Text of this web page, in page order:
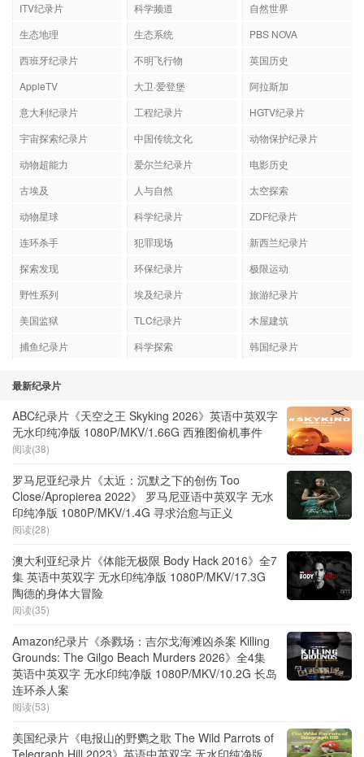
ITV纪录片
科学频道
自然世界
生态地理
生态系统
PBS NOVA
西班牙纪录片
不明飞行物
英国历史
AppleTV
大卫·爱登堡
阿拉斯加
意大利纪录片
工程纪录片
HGTV纪录片
宇宙探索纪录片
中国传统文化
动物保护纪录片
动物超能力
爱尔兰纪录片
电影历史
古埃及
人与自然
太空探索
动物星球
科学纪录片
ZDF纪录片
连环杀手
犯罪现场
新西兰纪录片
探索发现
环保纪录片
极限运动
野性系列
埃及纪录片
旅游纪录片
美国监狱
TLC纪录片
木屋建筑
捕鱼纪录片
科学探索 韩国纪录片
最新纪录片
ABC纪录片《天空之王 Skyking 2026》英语中英双字
无水印纯净版 1080P/MKV/1.66G 西雅图偷机事件
阅读(38)
罗马尼亚纪录片《太近：沉默之下的创伤 Too
Close/Apropierea 2022》 罗马尼亚语中英双字 无水
印纯净版 1080P/MKV/1.4G 寻求治愈与正义
阅读(28)
澳大利亚纪录片《体能无极限 Body Hack 2016》全7
集 英语中英双字 无水印纯净版 1080P/MKV/17.3G
陶德的身体大冒险
阅读(35)
Amazon纪录片《杀戮场：吉尔戈海滩凶杀案 Killing
Grounds: The Gilgo Beach Murders 2026》全4集
英语中英双字 无水印纯净版 1080P/MKV/10.2G 长岛
连环杀人案
阅读(53)
美国纪录片《电报山的野鹦之歌 The Wild Parrots of